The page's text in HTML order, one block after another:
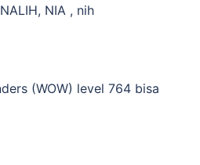
NIA , nih
(WOW) level 764 bisa